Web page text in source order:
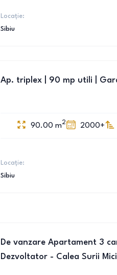
Locație:
Sibiu
Ap. triplex | 90 mp utili |
90.00 m2 2000+
Locație:
Sibiu
De vanzare Apartament 3
Dezvoltator - Calea Surii Mici